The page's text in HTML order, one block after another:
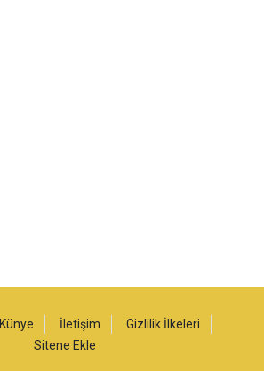
Künye İletişim
Gizlilik İlkeleri
Sitene Ekle